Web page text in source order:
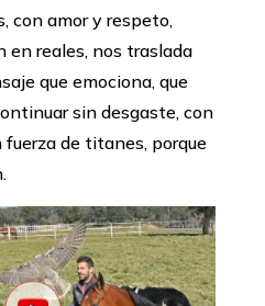
con amor y respeto,
reales, nos traslada
que emociona, que
sin desgaste, con
fuerza de titanes, porque